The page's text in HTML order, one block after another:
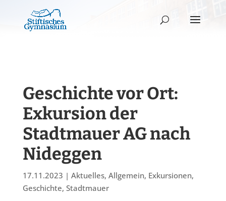
Geschichte vor Ort:
Exkursion der
Stadtmauer AG nach
Nideggen
17.11.2023 | Aktuelles, Allgemein, Exkursionen,
Geschichte, Stadtmauer